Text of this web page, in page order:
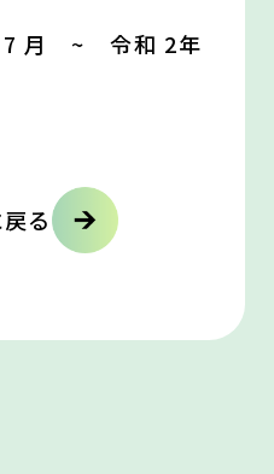
月 ~ 令和 2年
る